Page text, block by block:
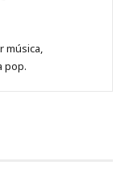
música,
pop.